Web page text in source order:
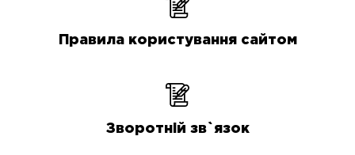
Правила користування сайтом
Зворотній зв`язок